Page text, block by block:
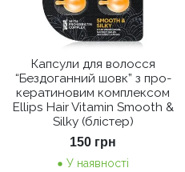
Капсули для волосся
“Бездоганний шовк” з про-
кератиновим комплексом
Ellips Hair Vitamin Smooth &
Silky (блістер)
150 грн
У наявності